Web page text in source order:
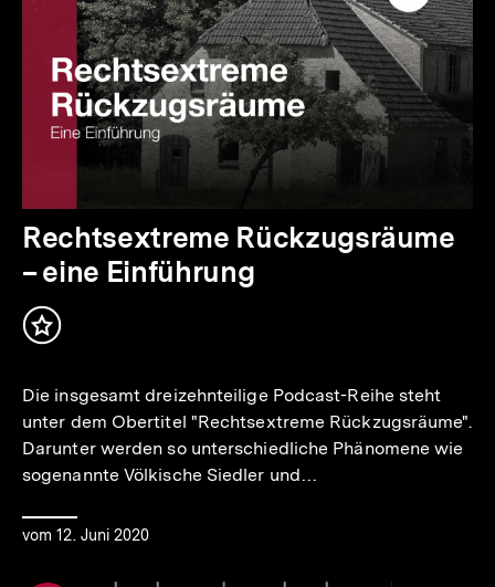
Audio
Dauer
14
Min.
Rechtsextreme Rückzugsräume
– eine Einführung
Inhalt
Die insgesamt dreizehnteilige Podcast-Reihe steht
unter dem Obertitel "Rechtsextreme Rückzugsräume".
Darunter werden so unterschiedliche Phänomene wie
sogenannte Völkische Siedler und…
vom 12. Juni 2020